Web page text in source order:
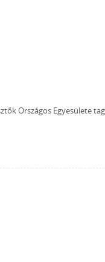
Országos Egyesülete